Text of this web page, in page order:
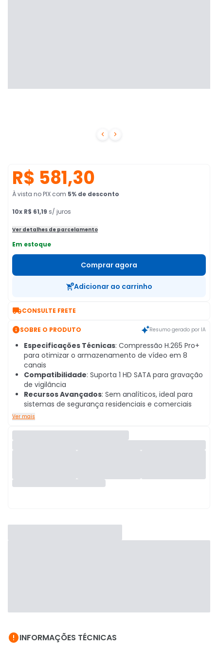
 
R$ 581,30
À vista no PIX com 5% de desconto
10x R$ 61,19 s/ juros
Ver detalhes de parcelamento
Em estoque
Comprar agora
Adicionar ao carrinho
CONSULTE FRETE
SOBRE O PRODUTO Resumo gerado por IA
Especificações Técnicas: Compressão H.265 Pro+
para otimizar o armazenamento de vídeo em 8
canais
Compatibilidade: Suporta 1 HD SATA para gravação
de vigilância
Recursos Avançados: Sem analíticos, ideal para
sistemas de segurança residenciais e comerciais
Ver mais
INFORMAÇÕES TÉCNICAS